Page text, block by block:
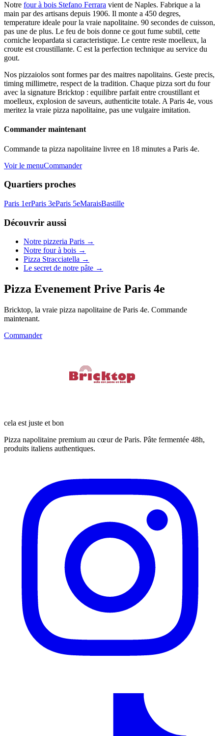
Notre four à bois Stefano Ferrara vient de Naples. Fabrique a la
main par des artisans depuis 1906. Il monte a 450 degres,
temperature ideale pour la vraie napolitaine. 90 secondes de cuisson,
pas une de plus. Le feu de bois donne ce gout fume subtil, cette
corniche leopardata si caracteristique. Le centre reste moelleux, la
croute est croustillante. C est la perfection technique au service du
gout.
Nos pizzaiolos sont formes par des maitres napolitains. Geste precis,
timing millimetre, respect de la tradition. Chaque pizza sort du four
avec la signature Bricktop : equilibre parfait entre croustillant et
moelleux, explosion de saveurs, authenticite totale. A Paris 4e, vous
meritez la vraie pizza napolitaine, pas une vulgaire imitation.
Commander maintenant
Commande ta pizza napolitaine livree en 18 minutes a Paris 4e.
Voir le menuCommander
Quartiers proches
Paris 1erParis 3eParis 5eMaraisBastille
Découvrir aussi
Notre pizzeria Paris →
Notre four à bois →
Pizza Stracciatella →
Le secret de notre pâte →
Pizza Evenement Prive Paris 4e
Bricktop, la vraie pizza napolitaine de Paris 4e. Commande
maintenant.
Commander
cela est juste et bon
Pizza napolitaine premium au cœur de Paris. Pâte fermentée 48h,
produits italiens authentiques.